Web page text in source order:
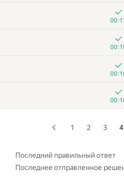
+1
+
1 2 3 4
Последний правильный ответ
Последнее отправленное